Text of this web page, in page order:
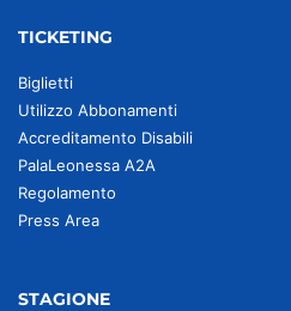
TICKETING
Biglietti
Utilizzo Abbonamenti
Accreditamento Disabili
PalaLeonessa A2A
Regolamento
Press Area
STAGIONE